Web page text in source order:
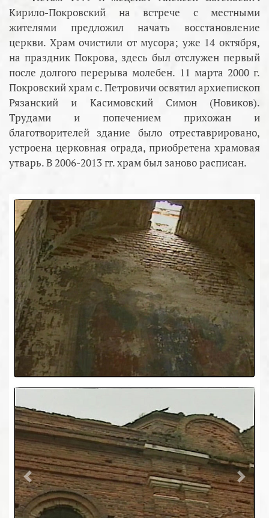
Кирило-Покровский на встрече с местными
жителями предложил начать восстановление
церкви. Храм очистили от мусора; уже 14 октября,
на праздник Покрова, здесь был отслужен первый
после долгого перерыва молебен. 11 марта 2000 г.
Покровский храм с. Петровичи освятил архиепископ
Рязанский и Касимовский Симон (Новиков).
Трудами и попечением прихожан и
благотворителей здание было отреставрировано,
устроена церковная ограда, приобретена храмовая
утварь. В 2006-2013 гг. храм был заново расписан.
Previous Next